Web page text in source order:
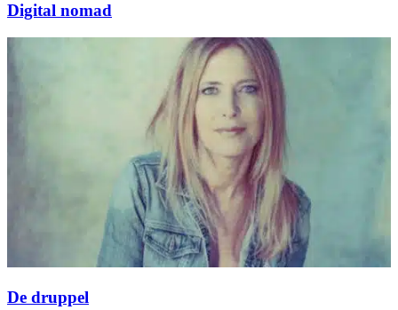
Digital nomad
De druppel